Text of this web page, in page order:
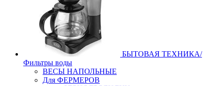
БЫТОВАЯ ТЕХНИКА/
Фильтры воды
ВЕСЫ НАПОЛЬНЫЕ
Для ФЕРМЕРОВ